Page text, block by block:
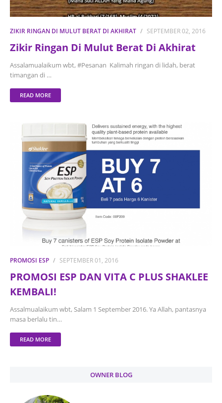
ZIKIR RINGAN DI MULUT BERAT DI AKHIRAT SEPTEMBER 02, 2016
Zikir Ringan Di Mulut Berat Di Akhirat
Assalamualaikum wbt, #Pesanan Kalimah ringan di lidah, berat
timangan di …
READ MORE
PROMOSI ESP SEPTEMBER 01, 2016
PROMOSI ESP DAN VITA C PLUS SHAKLEE
KEMBALI!
Assalmualaikum wbt, Salam 1 September 2016. Ya Allah, pantasnya
masa berlalu tin…
READ MORE
OWNER BLOG